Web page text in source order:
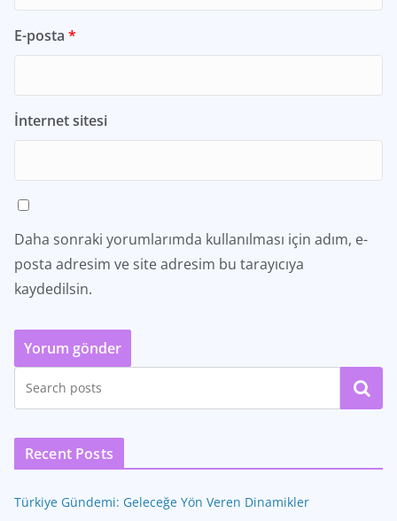
E-posta *
İnternet sitesi
Daha sonraki yorumlarımda kullanılması için adım, e-
posta adresim ve site adresim bu tarayıcıya
kaydedilsin.
Ara
Recent Posts
Türkiye Gündemi: Geleceğe Yön Veren Dinamikler